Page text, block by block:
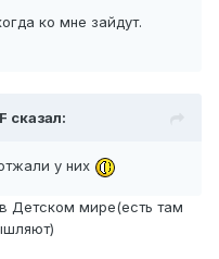
ко мне зайдут.
сказал:
у них
Детском мире(есть там